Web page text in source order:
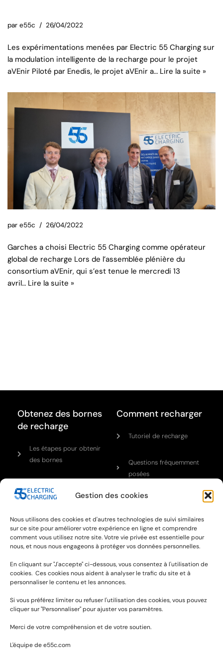
Gestion des cookies
Nous utilisons des cookies et d'autres technologies de suivi similaires
sur ce site pour améliorer votre expérience en ligne et comprendre
comment vous utilisez notre site. Votre vie privée est essentielle pour
nous, et nous nous engageons à protéger vos données personnelles.
En cliquant sur "J'accepte" ci-dessous, vous consentez à l'utilisation de
cookies. Ces cookies nous aident à analyser le trafic du site et à
personnaliser le contenu et les annonces.
Si vous préférez limiter ou refuser l'utilisation des cookies, vous pouvez
cliquer sur "Personnaliser" pour ajuster vos paramètres.
Merci de votre compréhension et de votre soutien.
L'équipe de e55c.com
par e55c 26/04/2022
Les expérimentations menées par Electric 55 Charging sur
la modulation intelligente de la recharge pour le projet
aVEnir Piloté par Enedis, le projet aVEnir a… Lire la suite »
par e55c 26/04/2022
Garches a choisi Electric 55 Charging comme opérateur
global de recharge Lors de l’assemblée plénière du
consortium aVEnir, qui s’est tenue le mercredi 13
avril… Lire la suite »
Obtenez des bornes
de recharge
Les étapes pour obtenir
des bornes
Comment recharger
Tutoriel de recharge
Questions fréquemment
posées
Notre réseau
A propos
Notre équipe
Mentions légales
Politique de